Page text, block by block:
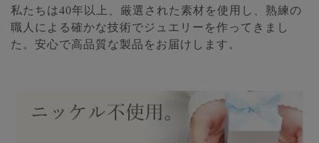
私たちは40年以上、厳選された素材を使用し、熟練の
職人による確かな技術でジュエリーを作ってきまし
た。安心で高品質な製品をお届けします。